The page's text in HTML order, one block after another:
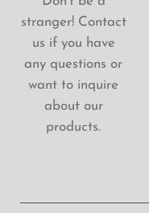
stranger! Contact
us if you have
any questions or
want to inquire
about our
products.